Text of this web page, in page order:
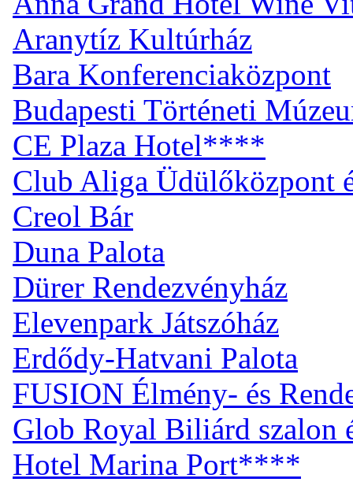
Aranytíz Kultúrház
Bara Konferenciaközpont
Budapesti Történeti
CE Plaza Hotel****
Club Aliga Üdülőközpont
Creol Bár
Duna Palota
Dürer Rendezvényház
Elevenpark Játszóház
Erdődy-Hatvani Palota
FUSION Élmény- és
Glob Royal Biliárd szalon
Hotel Marina Port****